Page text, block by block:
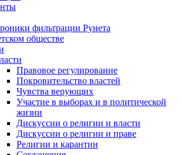
фильтрации Рунета
обществе
Правовое регулирование
Покровительство властей
Чувства верующих
Участие в выборах и в политической
жизни
Дискуссии о религии и власти
Дискуссии о религии и праве
Религии и карантин